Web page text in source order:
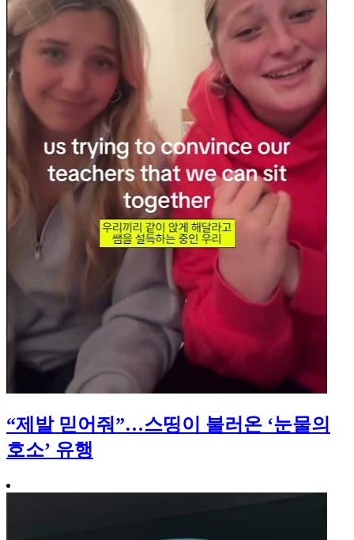
“제발 믿어줘”…스띵이 불러온 ‘눈물의
호소’ 유행